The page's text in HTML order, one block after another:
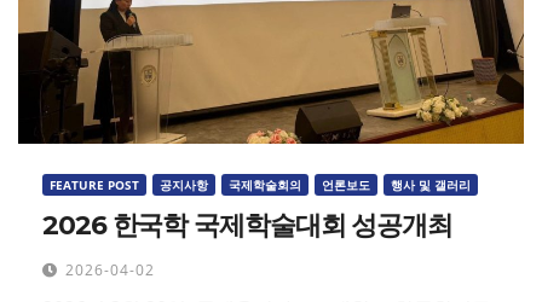
FEATURE POST 공지사항 국제학술회의 언론보도 행사 및 갤러리
2026 한국학 국제학술대회 성공개최
2026-04-02